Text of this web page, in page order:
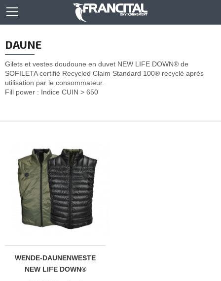
DAUNE
Gilets et vestes doudoune en duvet NEW LIFE DOWN® de
SOFILETA certifié Recycled Claim Standard 100® recyclé après
utilisation par le consommateur.
Fill power : Indice CUIN > 650
WENDE-DAUNENWESTE
NEW LIFE DOWN®